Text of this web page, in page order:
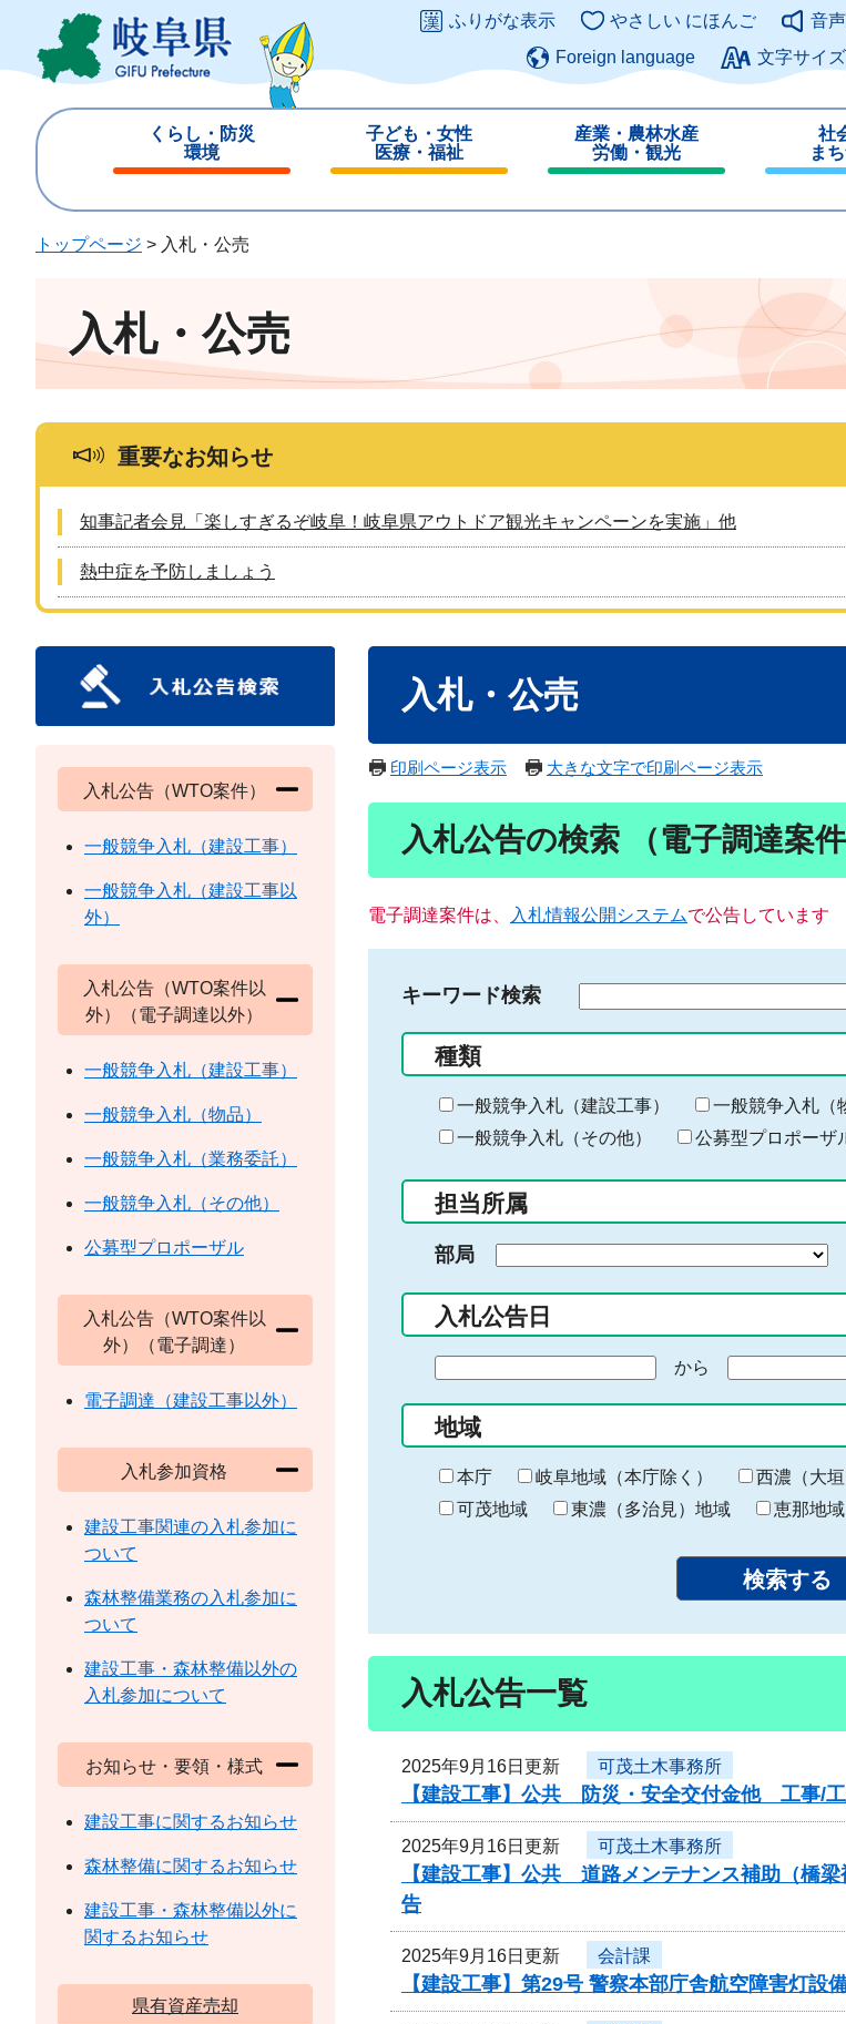
ジ
ュ
このページの本文へ
ふりがな表示 やさしい にほんご
音
Foreign language
文字サイ
くらし・防災
環境
じ
子ども・女性
医療・福祉
じ
産業・農林水産
労働・観光
じ
社
ま
じ
トップページ > 入札・公売
入札・公売
重要なお知らせ
知事記者会見「楽しすぎるぞ岐阜！岐阜県アウトドア観光キャンペーンを実施」他
熱中症を予防しましょう
入札・公売
印刷ページ表示 大きな文字で印刷ページ表示
入札公告の検索 （電子調達案件
電子調達案件は、 入札情報公開システムで公告しています
キーワード検索
る
キ
ー
ー
入
力
種類
一般競争入札（建設工事） 一般競争入札（
一般競争入札（その他）
公募型プロポーザ
担当所属
部局
入札公告日
の
始
ま
り
から
終
わ
り
地域
本庁 岐阜地域（本庁除く） 西濃（大
可茂地域
東濃（多治見）地域 恵那地域
入札公告一覧
2025年9月16日更新 可茂土木事務所
【建設工事】公共 防災・安全交付金他 工事/
2025年9月16日更新 可茂土木事務所
【建設工事】公共 道路メンテナンス補助（橋
告
2025年9月16日更新 会計課
【建設工事】第29号 警察本部庁舎航空障害灯設
入札公告（WTO案件）
一般競争入札（建設工事）
一般競争入札（建設工事以
外）
入札公告（WTO案件以
外）（電子調達以外）
一般競争入札（建設工事）
一般競争入札（物品）
一般競争入札（業務委託）
一般競争入札（その他）
公募型プロポーザル
入札公告（WTO案件以
外）（電子調達）
電子調達（建設工事以外）
入札参加資格
建設工事関連の入札参加に
ついて
森林整備業務の入札参加に
ついて
建設工事・森林整備以外の
入札参加について
お知らせ・要領・様式
建設工事に関するお知らせ
森林整備に関するお知らせ
建設工事・森林整備以外に
関するお知らせ
県有資産売却